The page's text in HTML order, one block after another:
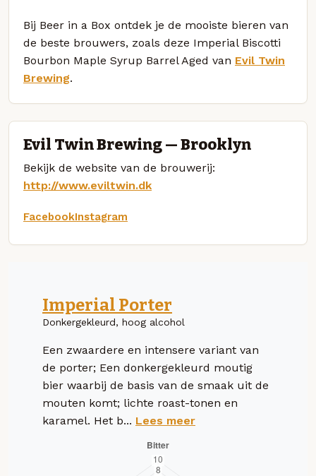
Bij Beer in a Box ontdek je de mooiste bieren van
de beste brouwers, zoals deze Imperial Biscotti
Bourbon Maple Syrup Barrel Aged van Evil Twin
Brewing.
Evil Twin Brewing — Brooklyn
Bekijk de website van de brouwerij:
http://www.eviltwin.dk
FacebookInstagram
Imperial Porter
Donkergekleurd, hoog alcohol
Een zwaardere en intensere variant van
de porter; Een donkergekleurd moutig
bier waarbij de basis van de smaak uit de
mouten komt; lichte roast-tonen en
karamel. Het b... Lees meer